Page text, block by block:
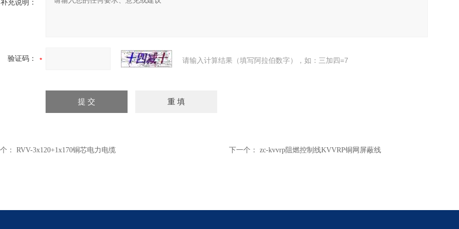
补充说明：
验证码： 请输入计算结果（填写阿拉伯数字），如：三加四=7
： RVV-3x120+1x170铜芯电力电缆 下一个： zc-kvvrp阻燃控制线KVVRP铜网屏蔽线